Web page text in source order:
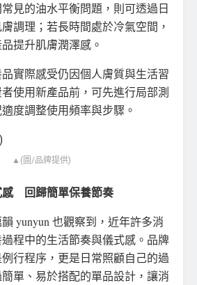
見的油水平衡問題，則可透過日
調理；若長時間處於冷氣空間，
提升肌膚潤澤感。
實際感受仍因個人膚質與生活習
使用新產品前，可先進行局部測
度調整使用頻率與步驟。
▲(圖/品牌提供)
感 回歸簡單保養節奏
yunyun 也觀察到，近年許多消
程中的生活節奏與儀式感。品牌
行程序，更是日常照顧自己的過
單、易於搭配的單品設計，讓消